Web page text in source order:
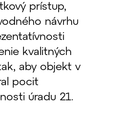
prístup,
návrhu
kvalitných
aby objekt v
pocit
úradu 21.